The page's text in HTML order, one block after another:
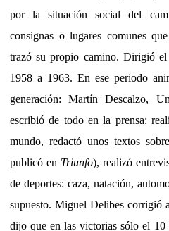
por la situación social del
consignas o lugares comunes
trazó su propio camino. Dirigió
1958 a 1963. En ese periodo
generación: Martín Descalzo,
escribió de todo en la prensa:
mundo, redactó unos textos
publicó en Triunfo), realizó
de deportes: caza, natación,
supuesto. Miguel Delibes corrigió
dijo que en las victorias sólo el